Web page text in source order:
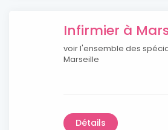
Infirmier à
voir l'ensemble des
Marseille
Détails